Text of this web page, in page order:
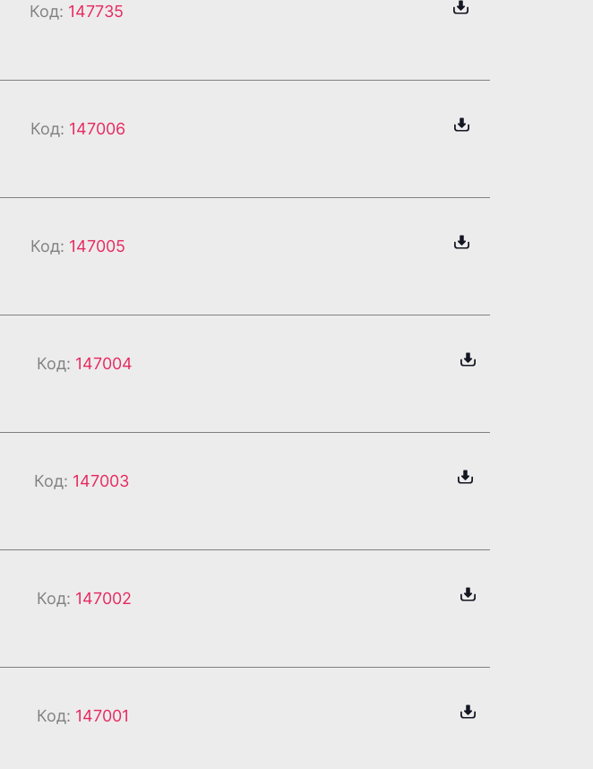
Код: 147735
Код: 147006
Код: 147005
Код: 147004
Код: 147003
Код: 147002
Код: 147001